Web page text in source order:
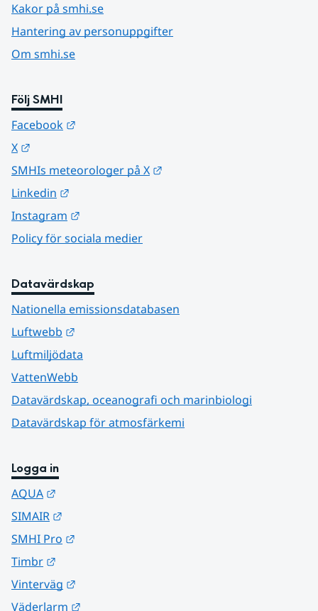
Kakor på smhi.se
Hantering av personuppgifter
Om smhi.se
Följ SMHI
Facebook
X
SMHIs meteorologer på X
Linkedin
Instagram
Policy för sociala medier
Datavärdskap
Nationella emissionsdatabasen
Luftwebb
Luftmiljödata
VattenWebb
Datavärdskap, oceanografi och marinbiologi
Datavärdskap för atmosfärkemi
Logga in
AQUA
SIMAIR
SMHI Pro
Timbr
Vinterväg
Väderlarm